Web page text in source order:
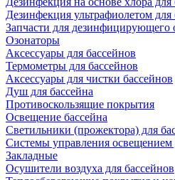
Дезинфекция ультрафиолетом для
Запчасти для дезинфицирующего
Озонаторы
Аксессуары для бассейнов
Термометры для бассейнов
Аксессуары для чистки бассейнов
Душ для бассейна
Противоскользящие покрытия
Освещение бассейна
Светильники (прожектора) для
Системы управления освещением
Закладные
Осушители воздуха для бассейнов